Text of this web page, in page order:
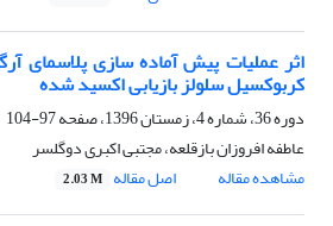
اثر عملیات پیش آماده سازی پلاسمای
کربوکسیل سلولز بازیابی اکسید شده
دوره 36، شماره 4، زمستان 1396، صفحه
97-104
عاطفه افروزان بازقلعه، مجتبی اکبری دوگلسر
مشاهده مقاله
اصل مقاله 2.03 M